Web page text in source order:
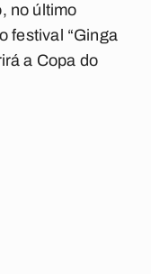
no último
festival “Ginga
a Copa do